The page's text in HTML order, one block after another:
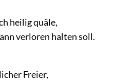
heilig quäle,
verloren halten soll.
Freier,